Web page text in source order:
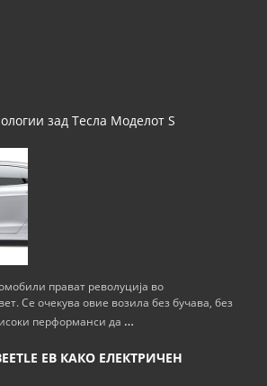
зад Тесла Моделот S
прават револуција во
Се очекува овие возила без бучава, без
перформанси да …
ЕВ КАКО ЕЛЕКТРИЧЕН